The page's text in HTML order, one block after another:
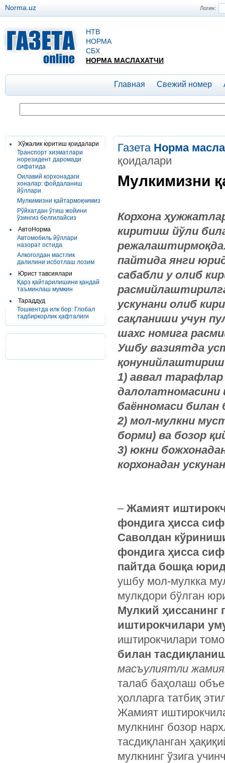
Логин:
Norma.uz
НТВ
НОРМА
СБХ
НОРМА МАСЛАХАТЧИ
Главная Свежий номер
Хўжалик юритиш қоидалари
Транспорт хизматлари
норезидент даромади
сифатида
Оилавий корхонадаги
хоналар: фойдаланиш
йўллари
Мулкимизни қайтармоқчимиз
Рўйхатдан ўтиш жойини
ўзингиз белгилайсиз
АвтоНорма
Автомобиль йўллари
назорат остида
Алкоголдан мастлик
далилини исботлаш лозим
Юрист тавсиялари
Қарз қайтарилишини қандай
таъминлаш мумкин
Тараддуд
Тошкентда илк бор: Глобал
тадбиркорлик ҳафталиги
Газета Норма
қоидалари
Мулкимизни
Корхона
киритиш йўли
пайтида янги
сабабли у олиб
ускунани олиб
сақланиши учун
шахс номига
Ушбу вазиятда
1) аввал
далолатномасини
баённомаси билан
2) мол-мулкни
борми) ва бозор
3) юкни
корхонадан
– Жамият
фондига ҳисса
Саволдан
фондига ҳисса
пайтда бошқа
ушбу мол-мулкка
мулкдори бўлган
Мулкий ҳиссанинг
иштирокчилари
иштирокчилари
билан
масъулиятли
талаб баҳолаш
ҳолларга татбиқ
Жамият
мулкнинг бозор
тасдиқланган
мулкнинг ўзига